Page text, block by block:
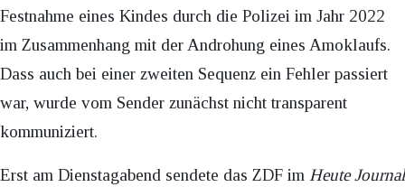
Festnahme eines Kindes durch die Polizei im Jahr 2022
im Zusammenhang mit der Androhung eines Amoklaufs.
Dass auch bei einer zweiten Sequenz ein Fehler passiert
war, wurde vom Sender zunächst nicht transparent
kommuniziert.
Erst am Dienstagabend sendete das ZDF im Heute Journal